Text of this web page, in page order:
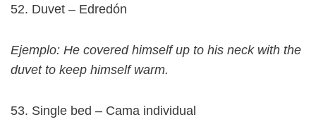
52. Duvet – Edredón
Ejemplo: He covered himself up to his neck with the
duvet to keep himself warm.
53. Single bed – Cama individual